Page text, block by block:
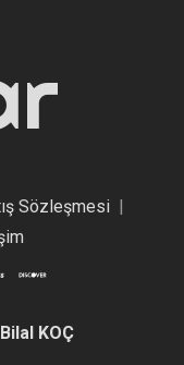
Sözleşmesi|
Bilal KOÇ